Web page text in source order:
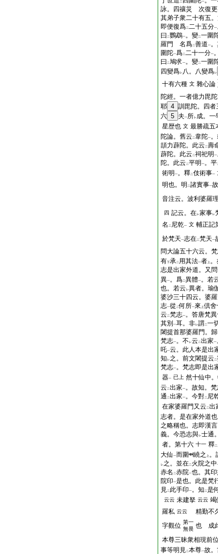
二 一
詠。四禳災 次復
其弟子衆二十有五
即便復爲二二十五分一
曰 二鸚鵡一。變二一圍
羅門 名爲二善道一
圍陀一爲二二十一分一
曰 二鳩求一。變二一圍
四變爲レ八。八變爲レ
十有六種 文 雜心論
陀經。一者億力毘
耶 4 訓毘陀。四者
六 5 夫一所レ成。一
星歴也 文 最勝疏五
陀論。舊云 二韋陀一
頡力薜陀。此云 二壽
薜陀。此云 二祠祀明 一
陀。此云 二平明 一。平
術明 一。釋二伎術事一
明也。明 二諸實事一故
音注云。波利婆羅
四 記云。在レ家事レ
名 二 尼乾一 文 輔正記
於梵天一志在二梵天一
問大論五十六云。
有下承二 用其法一者 上 。
志是出家外道。又
異一。爲二異體一。若
也。若云 レ異者。瑜
婆沙三十四云。婆
志一從 二何所一來 上倶舍
云 二梵志一。答唐梵
其別 一耳。非レ謂二一
闍提首那婆羅門。歸
梵志一。不 レ云 二出家一
吒一云。此人本是出
知 レ之。前文闍提云 二
梵志一。梵志即是出
器一 已上 然十仙中
云 二出家一。故知。
通 二出家一。今對二 尼
在家婆羅門又云 二出
志者。是在家外道
之略稱也。志即漢
義。今恐志與レ士通
者。第十六 十一 釋二
大仙 一而圍 繞之 上 。
レ之。並在二 火院之中
赤名 二赤院一也。其
院印一是也。此是梵
見二 此手印一。知 二是
云云 未建拏 云云 竭
羅私 云云
精勤不
字觀位 第一
無畏 也 成
本尊三昧衆相現前
事等明見二本尊一故